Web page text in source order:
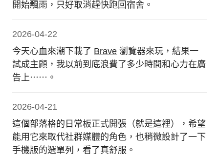
開始飄雨，只好取消趕快跑回宿舍。
2026-04-22
今天心血來潮下載了 Brave 瀏覽器來玩，結果一
試成主顧，我以前到底浪費了多少時間和心力在廣
告上⋯⋯。
2026-04-21
這個部落格的日常板正式開張（就是這裡），希望
能用它來取代社群媒體的角色，也稍微設計了一下
手機版的選單列，看了真舒服。